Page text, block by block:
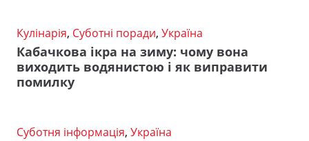
Кулінарія, Суботні поради, Україна
Кабачкова ікра на зиму: чому вона
виходить водянистою і як виправити
помилку
Суботня інформація, Україна